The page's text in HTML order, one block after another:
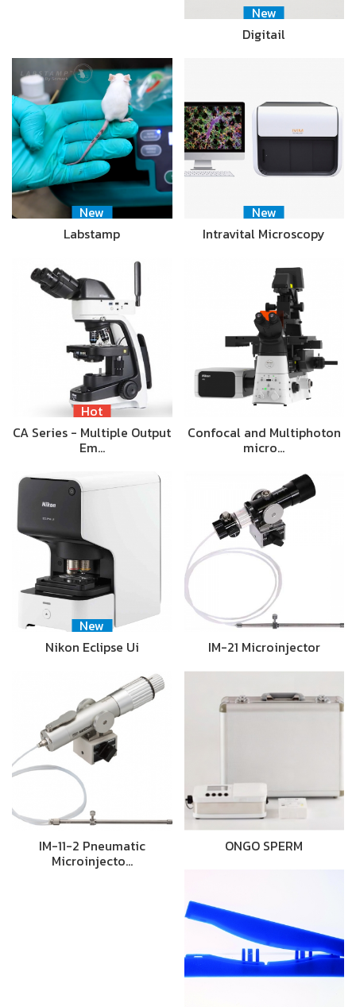
New
Digitail
New
Labstamp
New
Intravital Microscopy
Hot
CA Series - Multiple Output
Em…
Confocal and Multiphoton
micro…
New
Nikon Eclipse Ui
IM-21 Microinjector
IM-11-2 Pneumatic
Microinjecto…
ONGO SPERM